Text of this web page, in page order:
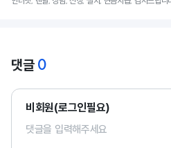
댓글 0
비회원(로그인필요)